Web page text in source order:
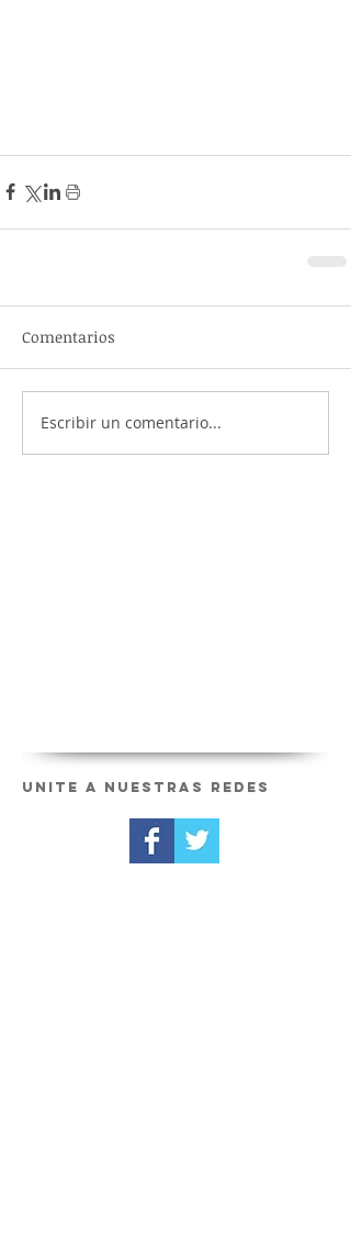
Comentarios
Escribir un comentario...
Unite a nuestras redes